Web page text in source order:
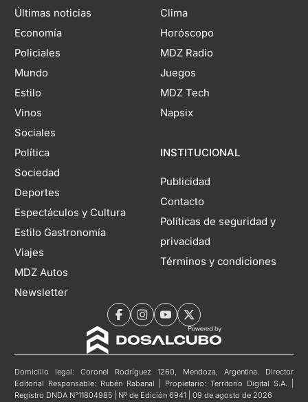
Últimas noticias
Economía
Policiales
Mundo
Estilo
Vinos
Sociales
Política
Sociedad
Deportes
Espectáculos y Cultura
Estilo Gastronomía
Viajes
MDZ Autos
Newsletter
Clima
Horóscopo
MDZ Radio
Juegos
MDZ Tech
Napsix
INSTITUCIONAL
Publicidad
Contacto
Políticas de seguridad y
privacidad
Términos y condiciones
Domicilio legal: Coronel Rodríguez 1260, Mendoza, Argentina. Director
Editorial Responsable: Rubén Rabanal | Propietario: Territorio Digital S.A. |
Registro DNDA N°11804985 | Nº de Edición 6941 | 09 de agosto de 2026